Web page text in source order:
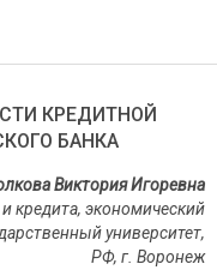
КРЕДИТНОЙ
БАНКА
Виктория Игоревна
кредита, экономический
университет,
РФ, г. Воронеж